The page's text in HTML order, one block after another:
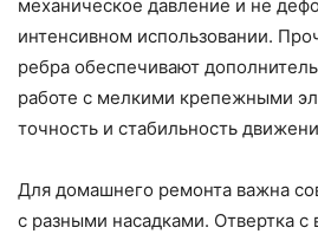
механическое давление и не
интенсивном использовании.
ребра обеспечивают
работе с мелкими крепежными
точность и стабильность
Для домашнего ремонта важна
с разными насадками. Отвертка